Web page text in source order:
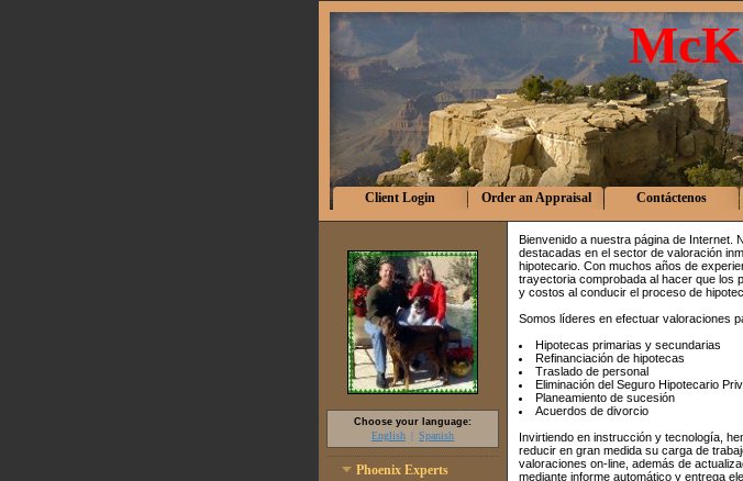
Client Login Order an Appraisal Contáctenos
Choose your language:
English Spanish
Phoenix Experts
Bienvenido a nuestra página de Internet.
destacadas en el sector de valoración
hipotecario. Con muchos años de
trayectoria comprobada al hacer que los
y costos al conducir el proceso de
Somos líderes en efectuar valoraciones
Hipotecas primarias y secundarias
Refinanciación de hipotecas
Traslado de personal
Eliminación del Seguro Hipotecario
Planeamiento de sucesión
Acuerdos de divorcio
Invirtiendo en instrucción y tecnología,
reducir en gran medida su carga de
valoraciones on-line, además de
mediante informe automático y entrega